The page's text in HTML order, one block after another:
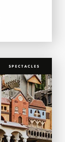
SPECTACLES